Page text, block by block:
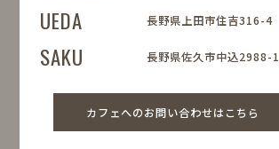
UEDA 長野県上田市住吉316-4
SAKU 長野県佐久市中込2988-1
カフェへのお問い合わせはこちら